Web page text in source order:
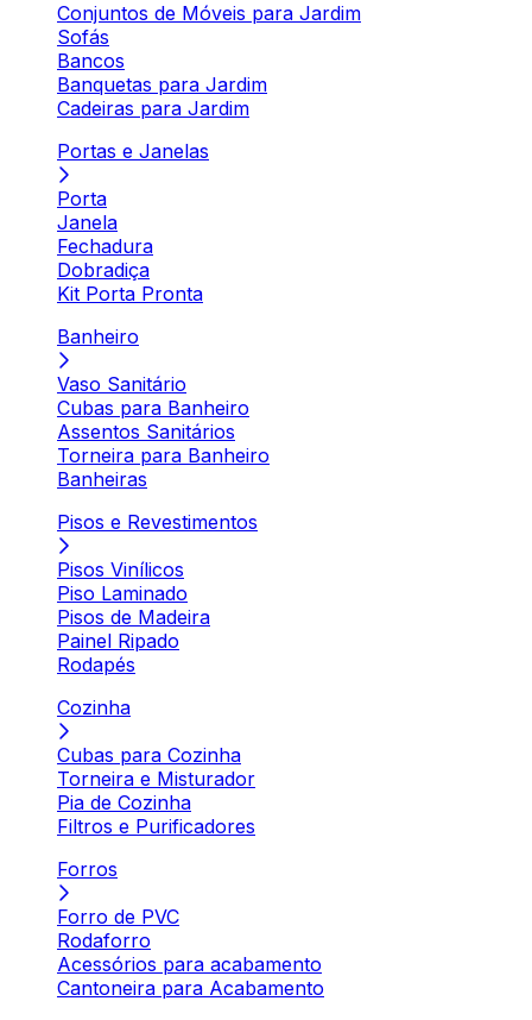
Conjuntos de Móveis para Jardim
Sofás
Bancos
Banquetas para Jardim
Cadeiras para Jardim
Portas e Janelas
Porta
Janela
Fechadura
Dobradiça
Kit Porta Pronta
Banheiro
Vaso Sanitário
Cubas para Banheiro
Assentos Sanitários
Torneira para Banheiro
Banheiras
Pisos e Revestimentos
Pisos Vinílicos
Piso Laminado
Pisos de Madeira
Painel Ripado
Rodapés
Cozinha
Cubas para Cozinha
Torneira e Misturador
Pia de Cozinha
Filtros e Purificadores
Forros
Forro de PVC
Rodaforro
Acessórios para acabamento
Cantoneira para Acabamento